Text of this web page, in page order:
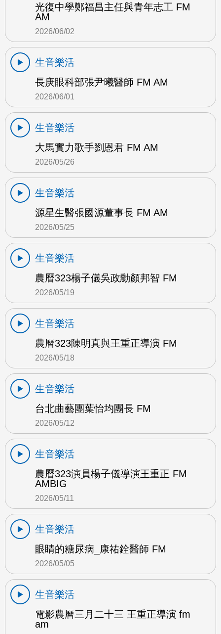
光復中學鄭福昌主任與青年志工 FM
AM
2026/06/02
生音樂活
長庚眼科部張尹曦醫師 FM AM
2026/06/01
生音樂活
大馬實力歌手劉恩君 FM AM
2026/05/26
生音樂活
源星生醫張國源董事長 FM AM
2026/05/25
生音樂活
農曆323楊子儀吳政勳顏邦智 FM
2026/05/19
生音樂活
農曆323陳明真與王重正導演 FM
2026/05/18
生音樂活
台北曲藝團葉怡均團長 FM
2026/05/12
生音樂活
農曆323演員楊子儀導演王重正 FM
AMBIG
2026/05/11
生音樂活
眼睛的糖尿病_康祐銓醫師 FM
2026/05/05
生音樂活
電影農曆三月二十三 王重正導演 fm
am